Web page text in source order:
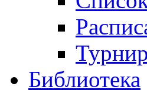
Библиотека